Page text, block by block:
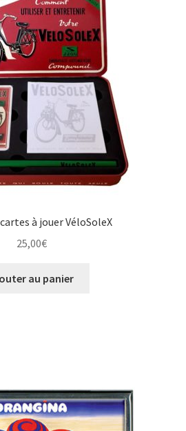
à jouer VéloSoleX
25,00€
au panier